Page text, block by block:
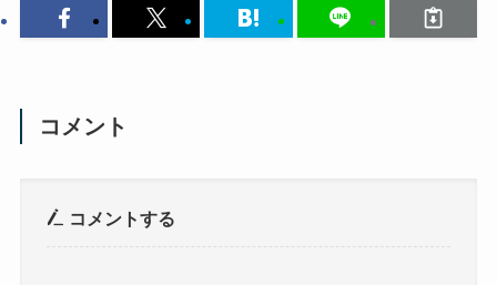
コメント
コメントする